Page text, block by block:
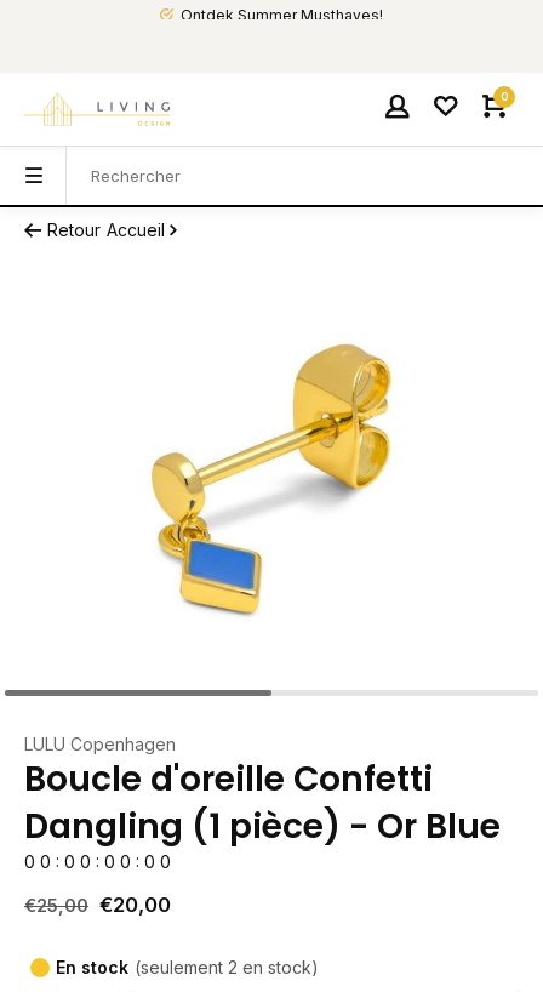
Ontdek Summer Musthaves!
0
Retour Accueil
LULU Copenhagen
Boucle d'oreille Confetti
Dangling (1 pièce) - Or Blue
0 0 : 0 0 : 0 0 : 0 0
€25,00 €20,00
En stock (seulement 2 en stock)